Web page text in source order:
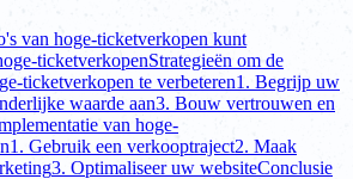
van hoge-ticketverkopen kunt
ticketverkopenStrategieën om de
ticketverkopen te verbeteren1. Begrijp uw
waarde aan3. Bouw vertrouwen en
van hoge-
1. Gebruik een verkooptraject2. Maak
3. Optimaliseer uw websiteConclusie